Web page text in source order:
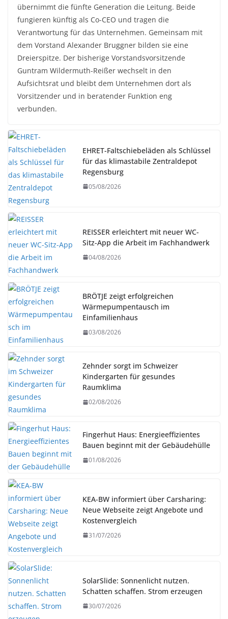
übernimmt die fünfte Generation die Leitung. Beide
fungieren künftig als Co-CEO und tragen die
Verantwortung für das Unternehmen. Gemeinsam mit
dem Vorstand Alexander Bruggner bilden sie eine
Dreierspitze. Der bisherige Vorstandsvorsitzende
Guntram Wildermuth-Reißer wechselt in den
Aufsichtsrat und bleibt dem Unternehmen dort als
Vorsitzender und in beratender Funktion eng
verbunden.
EHRET-Faltschiebeläden als Schlüssel
für das klimastabile Zentraldepot
Regensburg
05/08/2026
REISSER erleichtert mit neuer WC-
Sitz-App die Arbeit im Fachhandwerk
04/08/2026
BRÖTJE zeigt erfolgreichen
Wärmepumpentausch im
Einfamilienhaus
03/08/2026
Zehnder sorgt im Schweizer
Kindergarten für gesundes
Raumklima
02/08/2026
Fingerhut Haus: Energieeffizientes
Bauen beginnt mit der Gebäudehülle
01/08/2026
KEA-BW informiert über Carsharing:
Neue Webseite zeigt Angebote und
Kostenvergleich
31/07/2026
SolarSlide: Sonnenlicht nutzen.
Schatten schaffen. Strom erzeugen
30/07/2026